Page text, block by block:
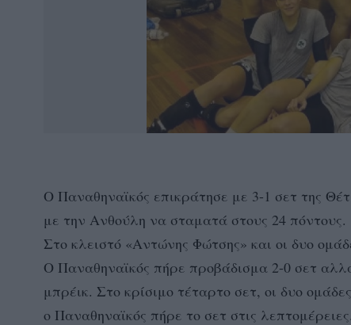
Ο Παναθηναϊκός επικράτησε με 3-1 σετ της
με την Ανθούλη να σταματά στους 24 πόντους.
Στο κλειστό «Αντώνης Φώτσης» και οι δυο
Ο Παναθηναϊκός πήρε προβάδισμα 2-0 σετ
μπρέικ. Στο κρίσιμο τέταρτο σετ, οι δυο
ο Παναθηναϊκός πήρε το σετ στις